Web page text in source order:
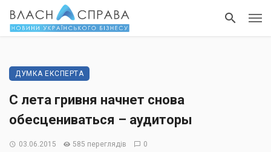
ДУМКА ЕКСПЕРТА
С лета гривня начнет снова
обесцениваться – аудиторы
03.06.2015 585 переглядів 0